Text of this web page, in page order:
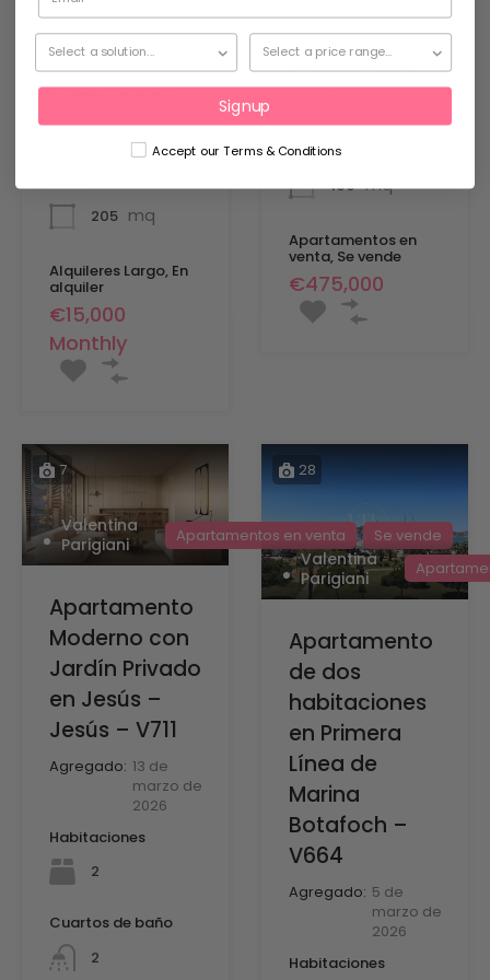
4
4
205 mq
Alquileres Largo, En
alquiler
€15,000
Monthly
2
Cuartos de baño
Área
100 mq
Apartamentos en
venta, Se vende
€475,000
7
Valentina
Parigiani
Apartamentos en venta Se vende
Apartamento
Moderno con
Jardín Privado
en Jesús –
Jesús – V711
Agregado: 13 de
marzo de
2026
Habitaciones
2
Cuartos de baño
2
28
Valentina
Parigiani
Apartamento
de dos
habitaciones
en Primera
Línea de
Marina
Botafoch –
V664
Agregado: 5 de
marzo de
2026
Habitaciones
Signup
Accept our Terms & Conditions